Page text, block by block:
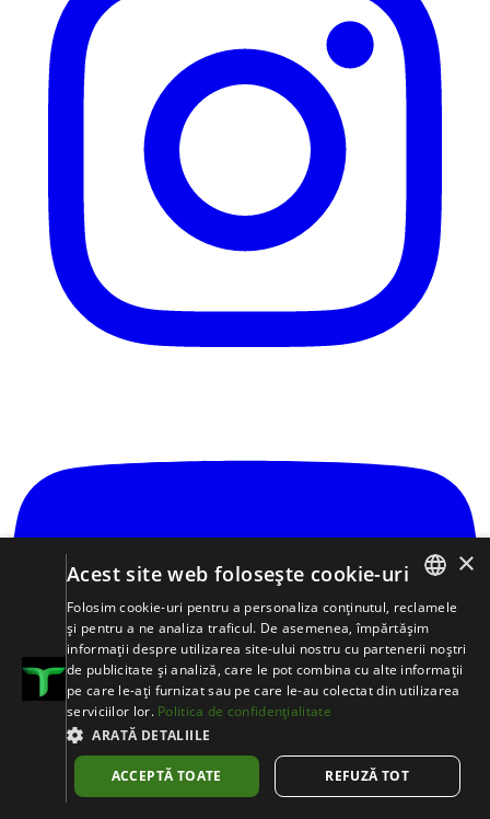
ROMANIAN
日本語
ENGLISH
POLSZCZYZNA
×
Acest site web folosește cookie-uri
Folosim cookie-uri pentru a personaliza conținutul, reclamele
și pentru a ne analiza traficul. De asemenea, împărtășim
informații despre utilizarea site-ului nostru cu partenerii noștri
de publicitate și analiză, care le pot combina cu alte informații
pe care le-ați furnizat sau pe care le-au colectat din utilizarea
serviciilor lor. Politica de confidențialitate
ARATĂ DETALIILE
ACCEPTĂ TOATE REFUZĂ TOT